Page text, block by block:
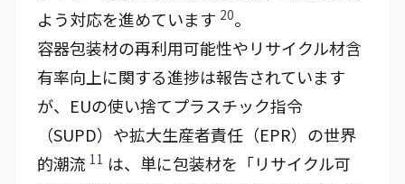
よう対応を進めています 20。
容器包装材の再利用可能性やリサイクル材含
有率向上に関する進捗は報告されています
が、EUの使い捨てプラスチック指令
（SUPD）や拡大生産者責任（EPR）の世界
的潮流 11 は、単に包装材を「リサイクル可